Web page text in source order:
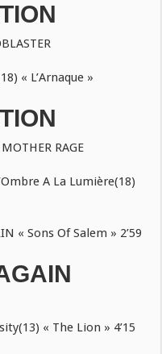
L’Arnaque »
RAGE
A La Lumière(18)
Sons Of Salem » 2’59
« The Lion » 4’15